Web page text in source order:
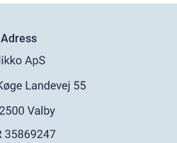
Adress